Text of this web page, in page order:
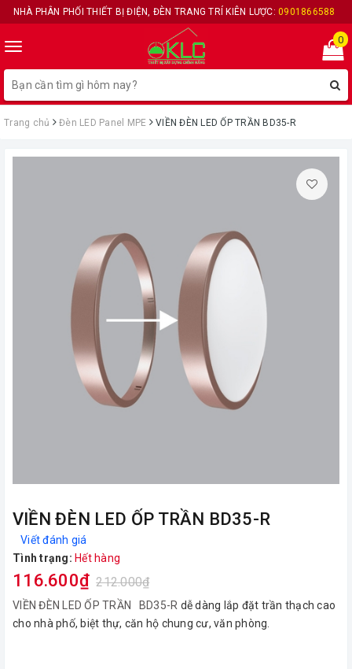
NHÀ PHÂN PHỐI THIẾT BỊ ĐIỆN, ĐÈN TRANG TRÍ KIÊN LƯỢC: 0901866588
Toggle
navigation
0
Trang chủ Đèn LED Panel MPE VIỀN ĐÈN LED ỐP TRẦN BD35-R
VIỀN ĐÈN LED ỐP TRẦN BD35-R
Viết đánh giá
Tình trạng: Hết hàng
116.600₫ 212.000₫
VIỀN ĐÈN LED ỐP TRẦN BD35-R dễ dàng lắp đặt trần thạch cao
cho nhà phố, biệt thự, căn hộ chung cư, văn phòng.